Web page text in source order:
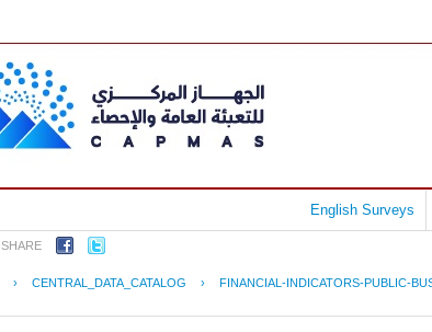
English Surveys
SHARE
› CENTRAL_DATA_CATALOG › FINANCIAL-INDICATORS-PUBLIC-